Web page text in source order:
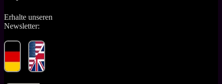
Erhalte unseren
Newsletter: